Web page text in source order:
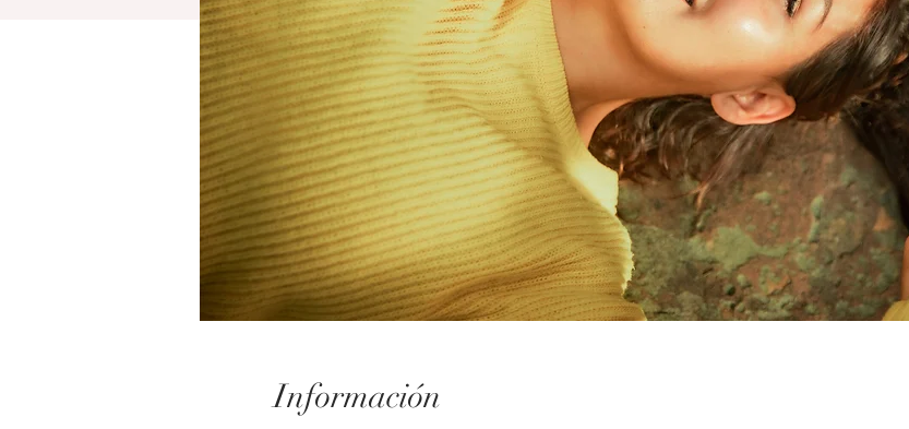
Información